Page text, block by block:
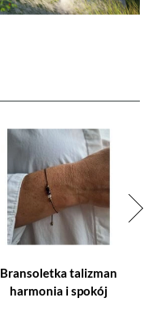
Bransoletka talizman
harmonia i spokój